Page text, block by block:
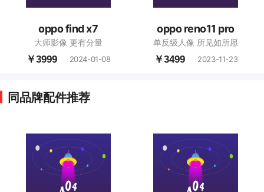
oppo find x7
大师影像 更有分量
￥3999 2024-01-08
oppo reno11 pro
单反级人像 所见如所愿
￥3499 2023-11-23
同品牌配件推荐